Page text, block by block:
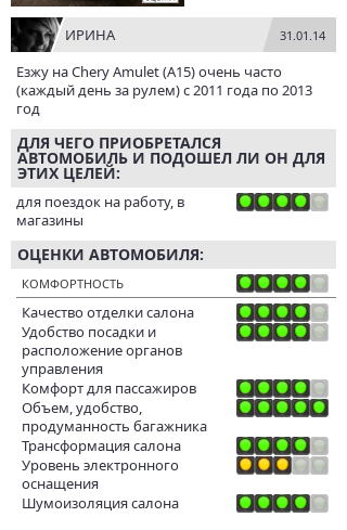
ИРИНА 31.01.14
Езжу на Chery Amulet (A15) очень часто
(каждый день за рулем) с 2011 года по 2013
год
ДЛЯ ЧЕГО ПРИОБРЕТАЛСЯ
АВТОМОБИЛЬ И ПОДОШЕЛ ЛИ ОН ДЛЯ
ЭТИХ ЦЕЛЕЙ:
для поездок на работу, в
магазины
ОЦЕНКИ АВТОМОБИЛЯ:
КОМФОРТНОСТЬ
Качество отделки салона
Удобство посадки и
расположение органов
управления
Комфорт для пассажиров
Объем, удобство,
продуманность багажника
Трансформация салона
Уровень электронного
оснащения
Шумоизоляция салона